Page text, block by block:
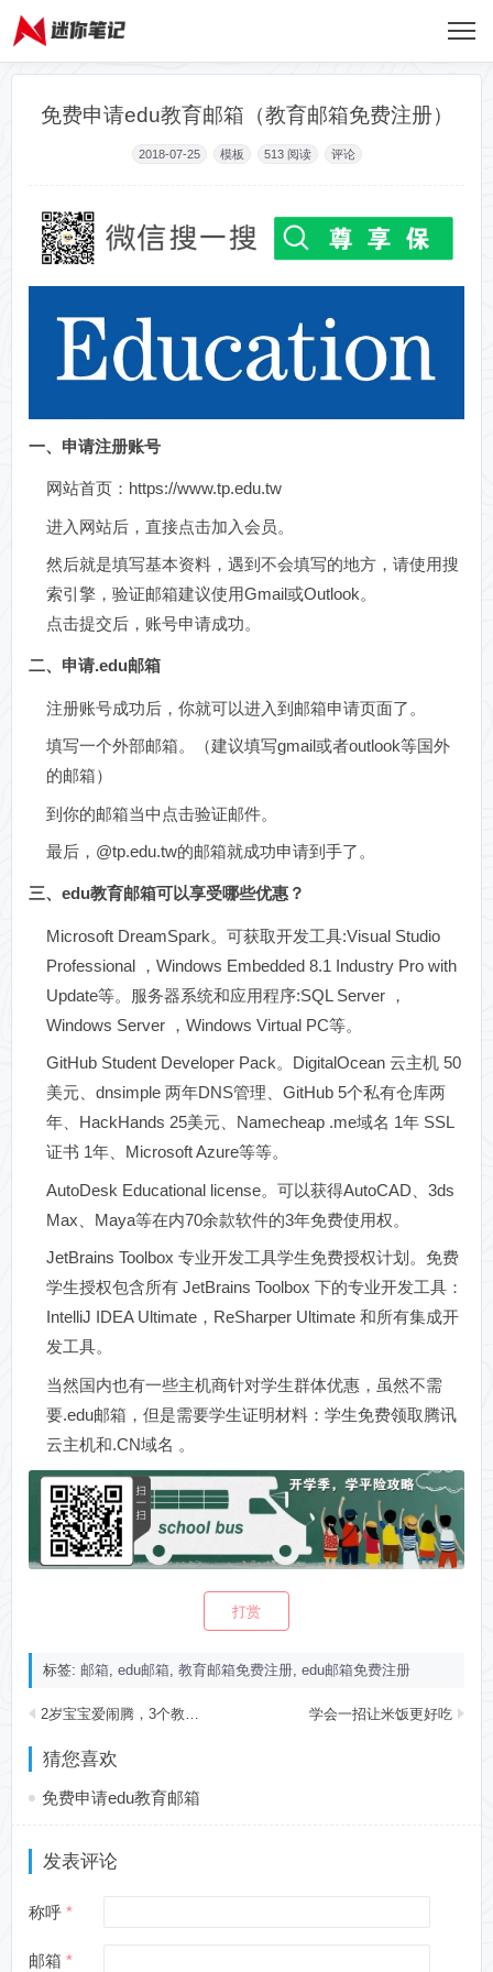
免费申请edu教育邮箱（教育邮箱免费注册）
2018-07-25 模板 513 阅读 评论
一、申请注册账号
网站首页：https://www.tp.edu.tw
进入网站后，直接点击加入会员。
然后就是填写基本资料，遇到不会填写的地方，请使用搜
索引擎，验证邮箱建议使用Gmail或Outlook。
点击提交后，账号申请成功。
二、申请.edu邮箱
注册账号成功后，你就可以进入到邮箱申请页面了。
填写一个外部邮箱。（建议填写gmail或者outlook等国外
的邮箱）
到你的邮箱当中点击验证邮件。
最后，@tp.edu.tw的邮箱就成功申请到手了。
三、edu教育邮箱可以享受哪些优惠？
Microsoft DreamSpark。可获取开发工具:Visual Studio
Professional ，Windows Embedded 8.1 Industry Pro with
Update等。服务器系统和应用程序:SQL Server ，
Windows Server ，Windows Virtual PC等。
GitHub Student Developer Pack。DigitalOcean 云主机 50
美元、dnsimple 两年DNS管理、GitHub 5个私有仓库两
年、HackHands 25美元、Namecheap .me域名 1年 SSL
证书 1年、Microsoft Azure等等。
AutoDesk Educational license。可以获得AutoCAD、3ds
Max、Maya等在内70余款软件的3年免费使用权。
JetBrains Toolbox 专业开发工具学生免费授权计划。免费
学生授权包含所有 JetBrains Toolbox 下的专业开发工具：
IntelliJ IDEA Ultimate，ReSharper Ultimate 和所有集成开
发工具。
当然国内也有一些主机商针对学生群体优惠，虽然不需
要.edu邮箱，但是需要学生证明材料：学生免费领取腾讯
云主机和.CN域名 。
打赏
标签: 邮箱,edu邮箱,教育邮箱免费注册,edu邮箱免费注册
2岁宝宝爱闹腾，3个教养小妙招 学会一招让米饭更好吃
猜您喜欢
免费申请edu教育邮箱
发表评论
称呼
邮箱